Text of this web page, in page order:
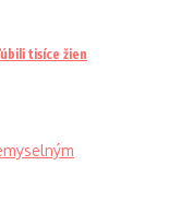
tisíce žien